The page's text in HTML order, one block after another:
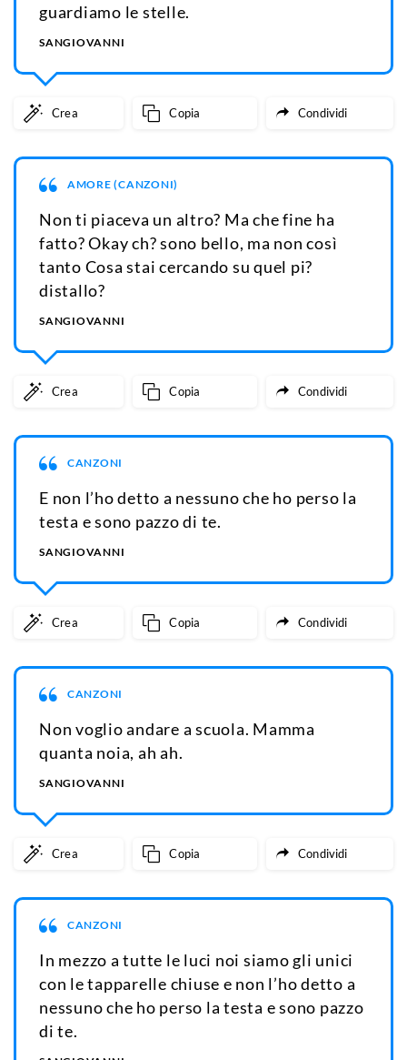
guardiamo le stelle.
SANGIOVANNI
Crea Copia Condividi
AMORE (CANZONI)
Non ti piaceva un altro? Ma che fine ha
fatto? Okay ch? sono bello, ma non così
tanto Cosa stai cercando su quel pi?
distallo?
SANGIOVANNI
Crea Copia Condividi
CANZONI
E non l’ho detto a nessuno che ho perso la
testa e sono pazzo di te.
SANGIOVANNI
Crea Copia Condividi
CANZONI
Non voglio andare a scuola. Mamma
quanta noia, ah ah.
SANGIOVANNI
Crea Copia Condividi
CANZONI
In mezzo a tutte le luci noi siamo gli unici
con le tapparelle chiuse e non l’ho detto a
nessuno che ho perso la testa e sono pazzo
di te.